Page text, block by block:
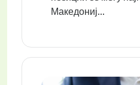
Македониј...